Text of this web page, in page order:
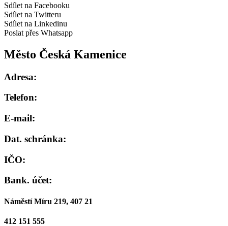
Sdílet na Facebooku
Sdílet na Twitteru
Sdílet na Linkedinu
Poslat přes Whatsapp
Město Česká Kamenice
Adresa:
Telefon:
E-mail:
Dat. schránka:
IČO:
Bank. účet:
Náměstí Míru 219, 407 21
412 151 555